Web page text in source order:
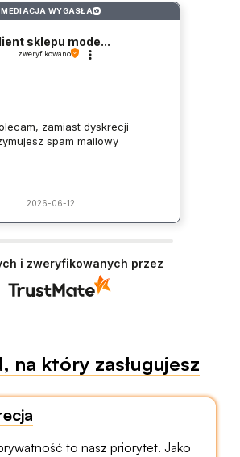
MEDIACJA WYGASŁA ?
sklepu mode...
zweryfikowano
zamiast dyskrecji
spam mailowy
2026-06-12
i zweryfikowanych przez
na który zasługujesz
to nasz priorytet. Jako